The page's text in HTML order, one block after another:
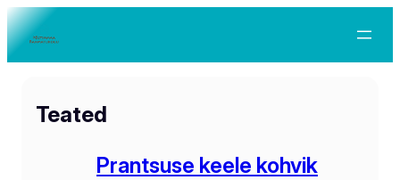
Teated
Prantsuse keele kohvik